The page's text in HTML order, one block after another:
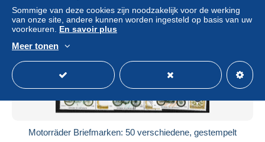
Nieuw
Motorräder Briefmarken: 50 verschiedene, gestempelt
Sommige van deze cookies zijn noodzakelijk voor de werking
van onze site, andere kunnen worden ingesteld op basis van uw
voorkeuren. En savoir plus
Meer tonen